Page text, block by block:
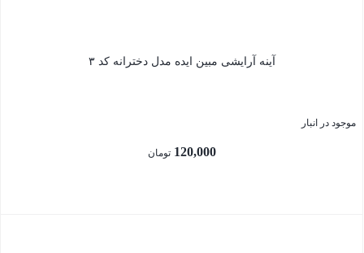
آینه آرایشی مبین ایده مدل دخترانه کد ۳
موجود در انبار
120,000 تومان